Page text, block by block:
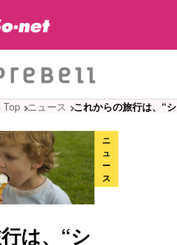
Top ニュース これからの旅行は、“
ニ
ュ
ー
ス
は、“シ